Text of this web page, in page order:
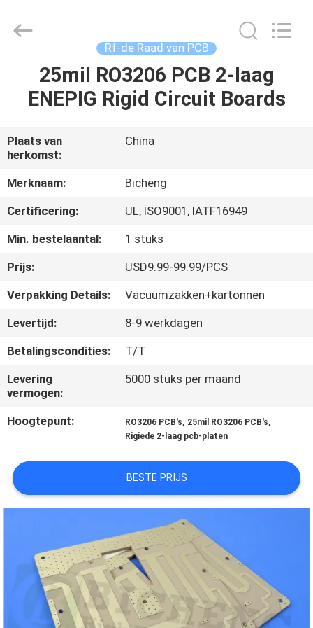
HUIS
VIDEO'S
OVER
ONS
FABRIEKSTOCHT
KWALITEITSCONTROLE
CONTACT
MET
OP
NIEUWS
GEVALLEN
SITEMAP
Technology
Rf-de Raad van PCB
25mil RO3206 PCB 2-laag
ENEPIG Rigid Circuit Boards
Plaats van
herkomst:
China
Merknaam:
Bicheng
Certificering:
UL, ISO9001, IATF16949
Min. bestelaantal:
1 stuks
Prijs:
USD9.99-99.99/PCS
Verpakking Details:
Vacuümzakken+kartonnen
Levertijd:
8-9 werkdagen
Betalingscondities:
T/T
Levering
vermogen:
5000 stuks per maand
Hoogtepunt: RO3206 PCB's, 25mil RO3206 PCB's,
Rigiede 2-laag pcb-platen
BESTE PRIJS